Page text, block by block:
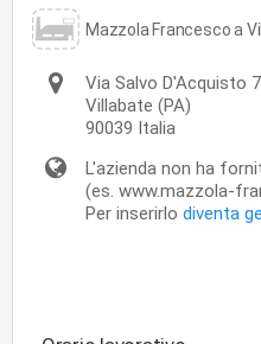
Mazzola Francesco a
Via Salvo D'Acquisto 7
Villabate (PA)
90039 Italia
L'azienda non ha
(es. www.mazzola-
Per inserirlo diventa